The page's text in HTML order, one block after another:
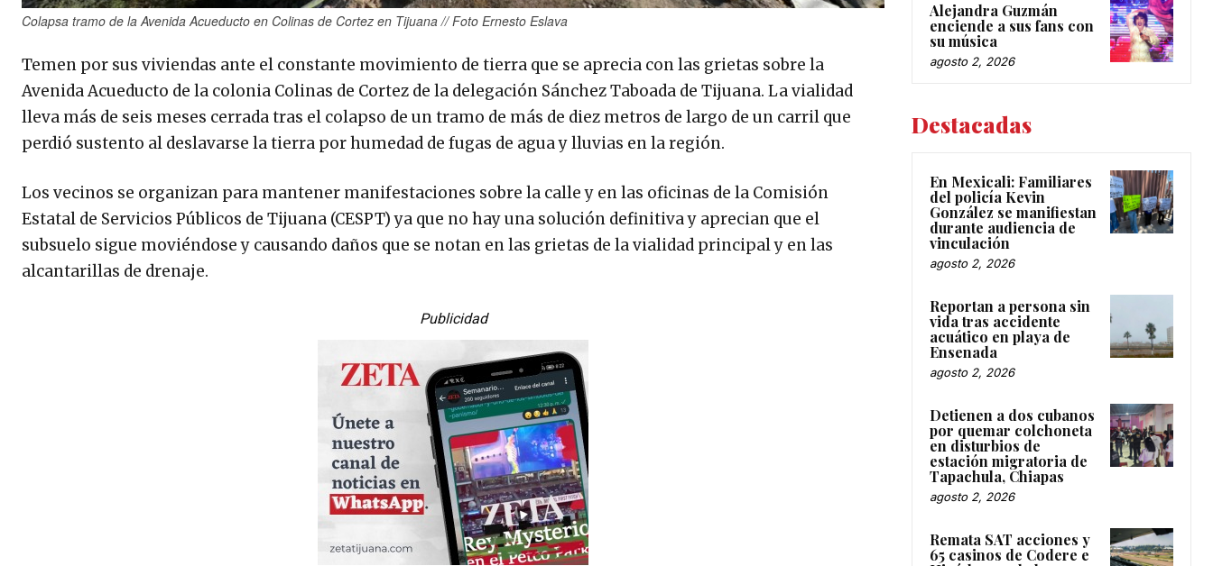
Colapsa tramo de la Avenida Acueducto en Colinas de Cortez en Tijuana // Foto Ernesto Eslava
Temen por sus viviendas ante el constante movimiento de tierra que se aprecia con las grietas sobre la
Avenida Acueducto de la colonia Colinas de Cortez de la delegación Sánchez Taboada de Tijuana. La vialidad
lleva más de seis meses cerrada tras el colapso de un tramo de más de diez metros de largo de un carril que
perdió sustento al deslavarse la tierra por humedad de fugas de agua y lluvias en la región.
Los vecinos se organizan para mantener manifestaciones sobre la calle y en las oficinas de la Comisión
Estatal de Servicios Públicos de Tijuana (CESPT) ya que no hay una solución definitiva y aprecian que el
subsuelo sigue moviéndose y causando daños que se notan en las grietas de la vialidad principal y en las
alcantarillas de drenaje.
Publicidad
Alejandra Guzmán
enciende a sus fans con
su música
agosto 2, 2026
Destacadas
En Mexicali: Familiares
del policía Kevin
González se manifiestan
durante audiencia de
vinculación
agosto 2, 2026
Reportan a persona sin
vida tras accidente
acuático en playa de
Ensenada
agosto 2, 2026
Detienen a dos cubanos
por quemar colchoneta
en disturbios de
estación migratoria de
Tapachula, Chiapas
agosto 2, 2026
Remata SAT acciones y
65 casinos de Codere e